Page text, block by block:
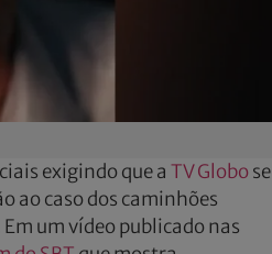
exigindo que a TV Globose
ao caso dos caminhões
um vídeo publicado nas